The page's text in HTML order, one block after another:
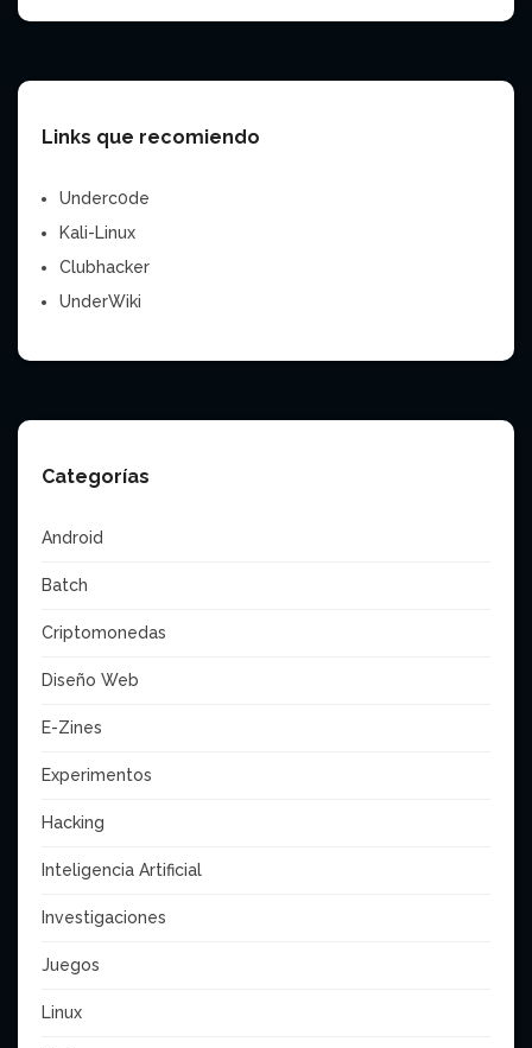
Links que recomiendo
Underc0de
Kali-Linux
Clubhacker
UnderWiki
Categorías
Android
Batch
Criptomonedas
Diseño Web
E-Zines
Experimentos
Hacking
Inteligencia Artificial
Investigaciones
Juegos
Linux